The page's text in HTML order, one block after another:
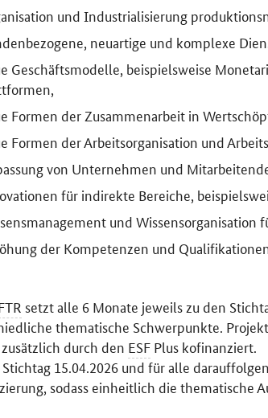
und Industrialisierung
neuartige und komplexe
Geschäftsmodelle, beispielsweise
Formen der Zusammenarbeit in
Formen der Arbeitsorganisation und
von Unternehmen und
für indirekte Bereiche,
und Wissensorganisation
der Kompetenzen und
setzt alle 6 Monate jeweils zu den
thematische Schwerpunkte.
durch den ESF Plus kofinanziert.
15.04.2026 und für alle
sodass einheitlich die thematische